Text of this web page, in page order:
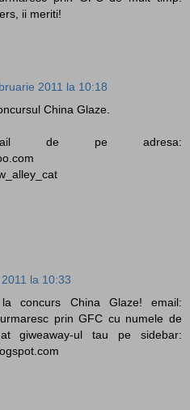
ii meriti!
2011 la 10:18
China Glaze.
de pe adresa:
la 10:33
concurs China Glaze! email:
prin GFC cu numele de
giweaway-ul tau pe sidebar: